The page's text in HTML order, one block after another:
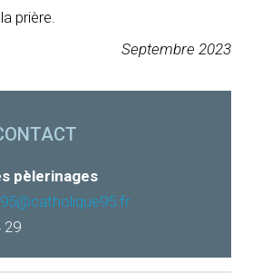
prière.
Septembre 2023
pèlerinages
29